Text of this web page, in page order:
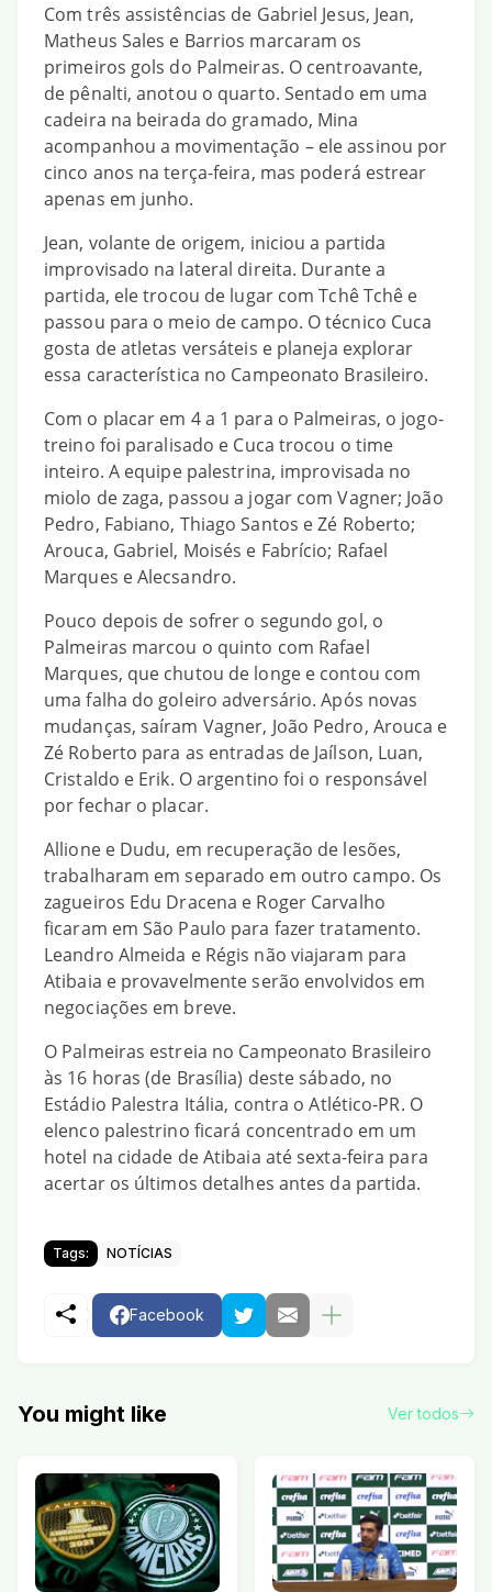
Com três assistências de Gabriel Jesus, Jean,
Matheus Sales e Barrios marcaram os
primeiros gols do Palmeiras. O centroavante,
de pênalti, anotou o quarto. Sentado em uma
cadeira na beirada do gramado, Mina
acompanhou a movimentação – ele assinou por
cinco anos na terça-feira, mas poderá estrear
apenas em junho.
Jean, volante de origem, iniciou a partida
improvisado na lateral direita. Durante a
partida, ele trocou de lugar com Tchê Tchê e
passou para o meio de campo. O técnico Cuca
gosta de atletas versáteis e planeja explorar
essa característica no Campeonato Brasileiro.
Com o placar em 4 a 1 para o Palmeiras, o jogo-
treino foi paralisado e Cuca trocou o time
inteiro. A equipe palestrina, improvisada no
miolo de zaga, passou a jogar com Vagner; João
Pedro, Fabiano, Thiago Santos e Zé Roberto;
Arouca, Gabriel, Moisés e Fabrício; Rafael
Marques e Alecsandro.
Pouco depois de sofrer o segundo gol, o
Palmeiras marcou o quinto com Rafael
Marques, que chutou de longe e contou com
uma falha do goleiro adversário. Após novas
mudanças, saíram Vagner, João Pedro, Arouca e
Zé Roberto para as entradas de Jaílson, Luan,
Cristaldo e Erik. O argentino foi o responsável
por fechar o placar.
Allione e Dudu, em recuperação de lesões,
trabalharam em separado em outro campo. Os
zagueiros Edu Dracena e Roger Carvalho
ficaram em São Paulo para fazer tratamento.
Leandro Almeida e Régis não viajaram para
Atibaia e provavelmente serão envolvidos em
negociações em breve.
O Palmeiras estreia no Campeonato Brasileiro
às 16 horas (de Brasília) deste sábado, no
Estádio Palestra Itália, contra o Atlético-PR. O
elenco palestrino ficará concentrado em um
hotel na cidade de Atibaia até sexta-feira para
acertar os últimos detalhes antes da partida.
Tags: NOTÍCIAS
Facebook
You might like Ver todos